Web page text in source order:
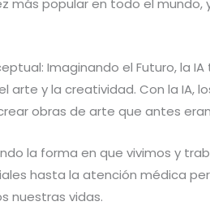
Imaginando el Futuro, la
y la creatividad. Con la IA,
obras de arte que antes
la forma en que vivimos y
hasta la atención médica
nuestras vidas.